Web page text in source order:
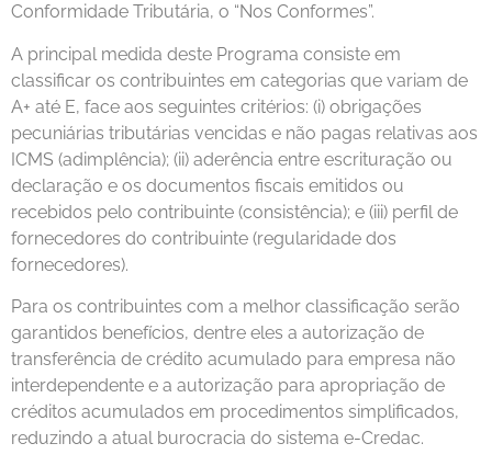
Conformidade Tributária, o “Nos Conformes”.
A principal medida deste Programa consiste em
classificar os contribuintes em categorias que variam de
A+ até E, face aos seguintes critérios: (i) obrigações
pecuniárias tributárias vencidas e não pagas relativas aos
ICMS (adimplência); (ii) aderência entre escrituração ou
declaração e os documentos fiscais emitidos ou
recebidos pelo contribuinte (consistência); e (iii) perfil de
fornecedores do contribuinte (regularidade dos
fornecedores).
Para os contribuintes com a melhor classificação serão
garantidos benefícios, dentre eles a autorização de
transferência de crédito acumulado para empresa não
interdependente e a autorização para apropriação de
créditos acumulados em procedimentos simplificados,
reduzindo a atual burocracia do sistema e-Credac.